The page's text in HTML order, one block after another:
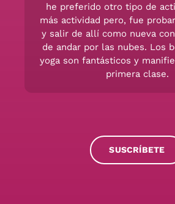
he preferido otro tipo de
más actividad pero, fue
y salir de allí como nueva
de andar por las nubes. Los
yoga son fantásticos y
primera clase.
SUSCRÍBETE